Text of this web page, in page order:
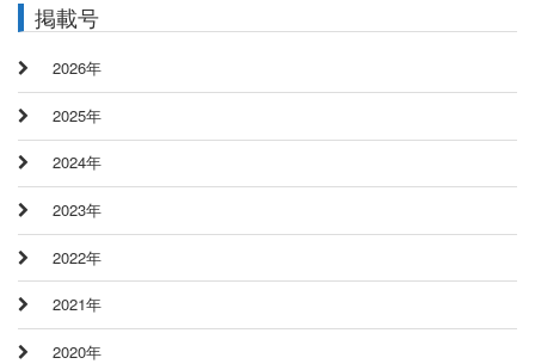
掲載号
2026年
2025年
2024年
2023年
2022年
2021年
2020年